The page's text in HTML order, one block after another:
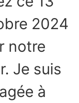
2024
notre
Je suis
à